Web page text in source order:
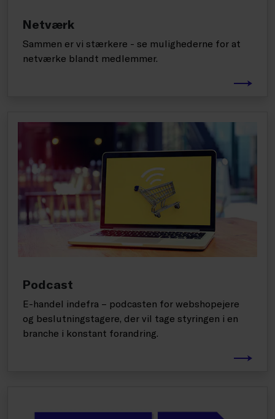
Netværk
Sammen er vi stærkere - se mulighederne for at
netværke blandt medlemmer.
Podcast
E-handel indefra – podcasten for webshopejere
og beslutningstagere, der vil tage styringen i en
branche i konstant forandring.